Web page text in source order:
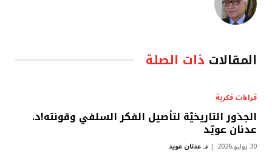
المقالات ذات الصلة
قراءات فكرية
الجذور التاريخيّة لتأصيل الفكر السلفي وقونته!د.
عدنان عويّد
30 يوليو,2026 د. عدنان عويد